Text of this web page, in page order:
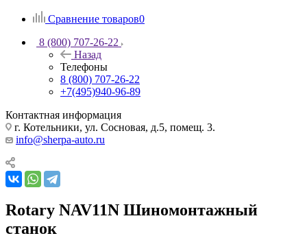
Сравнение товаров0
8 (800) 707-26-22
Назад
Телефоны
8 (800) 707-26-22
+7(495)940-96-89
Контактная информация
г. Котельники, ул. Сосновая, д.5, помещ. 3.
info@sherpa-auto.ru
Rotary NAV11N Шиномонтажный
станок